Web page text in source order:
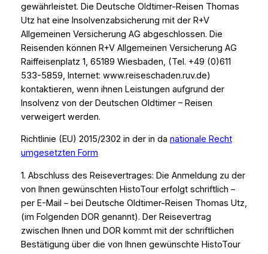
gewährleistet. Die Deutsche Oldtimer-Reisen Thomas
Utz hat eine Insolvenzabsicherung mit der R+V
Allgemeinen Versicherung AG abgeschlossen. Die
Reisenden können R+V Allgemeinen Versicherung AG
Raiffeisenplatz 1, 65189 Wiesbaden, (Tel. +49 (0)611
533-5859, Internet: www.reiseschaden.ruv.de)
kontaktieren, wenn ihnen Leistungen aufgrund der
Insolvenz von der Deutschen Oldtimer – Reisen
verweigert werden.
Richtlinie (EU) 2015/2302 in der in da nationale Recht
umgesetzten Form
1. Abschluss des Reisevertrages: Die Anmeldung zu der
von Ihnen gewünschten HistoTour erfolgt schriftlich –
per E-Mail – bei Deutsche Oldtimer-Reisen Thomas Utz,
(im Folgenden DOR genannt). Der Reisevertrag
zwischen Ihnen und DOR kommt mit der schriftlichen
Bestätigung über die von Ihnen gewünschte HistoTour